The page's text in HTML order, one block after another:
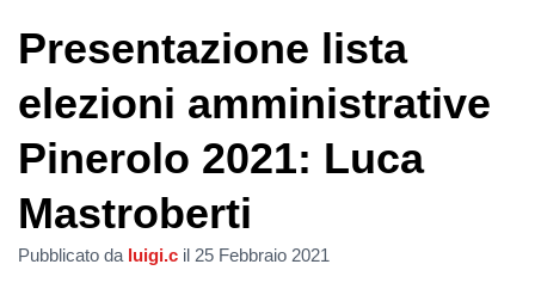
Presentazione lista
elezioni amministrative
Pinerolo 2021: Luca
Mastroberti
Pubblicato da luigi.c il 25 Febbraio 2021